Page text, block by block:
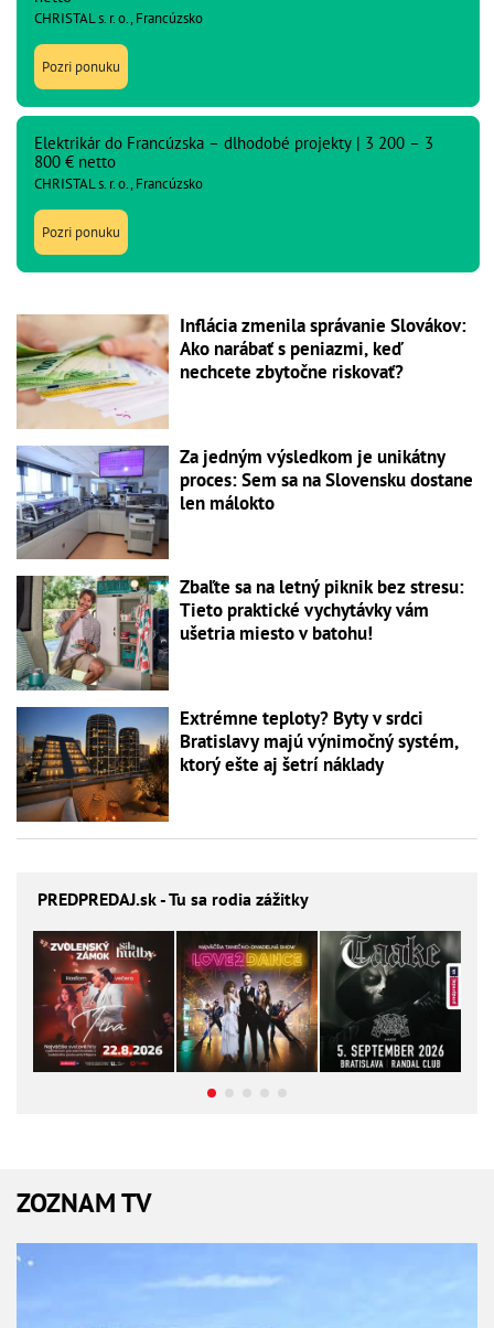
CHRISTAL s. r. o., Francúzsko
Pozri ponuku
Elektrikár do Francúzska – dlhodobé projekty | 3 200 – 3
800 € netto
CHRISTAL s. r. o., Francúzsko
Pozri ponuku
Inflácia zmenila správanie Slovákov:
Ako narábať s peniazmi, keď
nechcete zbytočne riskovať?
Za jedným výsledkom je unikátny
proces: Sem sa na Slovensku dostane
len málokto
Zbaľte sa na letný piknik bez stresu:
Tieto praktické vychytávky vám
ušetria miesto v batohu!
Extrémne teploty? Byty v srdci
Bratislavy majú výnimočný systém,
ktorý ešte aj šetrí náklady
PREDPREDAJ.sk - Tu sa rodia zážitky
ZOZNAM TV